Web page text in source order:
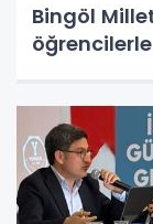
Bingöl